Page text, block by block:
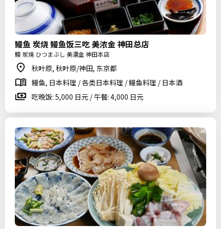
鳗鱼 炭烧 鳗鱼饭三吃 美浓金 神田总店
鰻 炭焼 ひつまぶし 美濃金 神田本店
秋叶原, 秋叶原/神田, 东京都
鳗鱼, 日本料理 / 各类日本料理 / 鳗鱼料理 / 日本酒
吃晚饭: 5,000 日元 / 午餐: 4,000 日元